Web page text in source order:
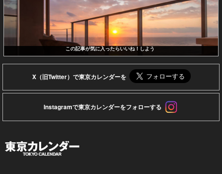
この記事が気に入ったらいいね！しよう
X（旧Twitter）で東京カレンダーを
Instagramで東京カレンダーをフォローする